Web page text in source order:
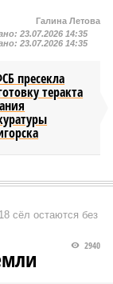
Галина Летова
23.07.2026 14:35
23.07.2026 14:35
пресекла
теракта
сёл остаются без
2940